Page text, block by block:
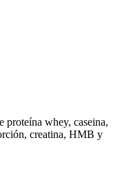
proteína whey, caseina,
creatina, HMB y